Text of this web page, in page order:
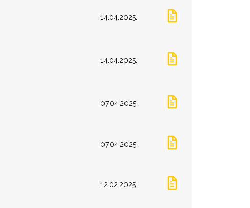
14.04.2025.
14.04.2025.
07.04.2025.
07.04.2025.
12.02.2025.